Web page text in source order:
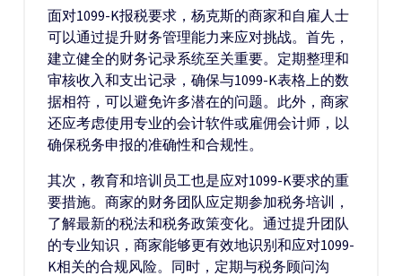
面对1099-K报税要求，杨克斯的商家和自雇人士
可以通过提升财务管理能力来应对挑战。首先，
建立健全的财务记录系统至关重要。定期整理和
审核收入和支出记录，确保与1099-K表格上的数
据相符，可以避免许多潜在的问题。此外，商家
还应考虑使用专业的会计软件或雇佣会计师，以
确保税务申报的准确性和合规性。
其次，教育和培训员工也是应对1099-K要求的重
要措施。商家的财务团队应定期参加税务培训，
了解最新的税法和税务政策变化。通过提升团队
的专业知识，商家能够更有效地识别和应对1099-
K相关的合规风险。同时，定期与税务顾问沟